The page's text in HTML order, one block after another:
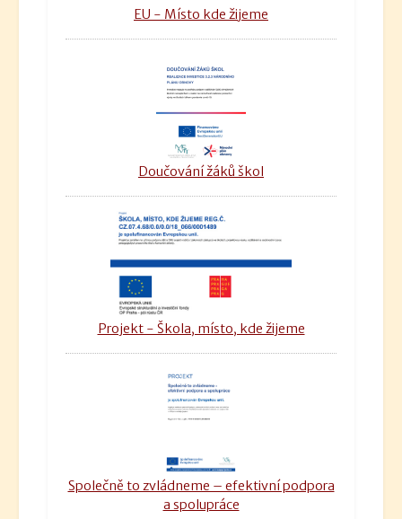
EU - Místo kde žijeme
Doučování žáků škol
Projekt - Škola, místo, kde žijeme
Společně to zvládneme – efektivní podpora
a spolupráce